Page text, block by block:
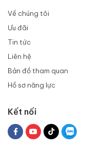
Về chúng tôi
Ưu đãi
Tin tức
Liên hệ
Bản đồ tham quan
Hồ sơ năng lực
Kết nối